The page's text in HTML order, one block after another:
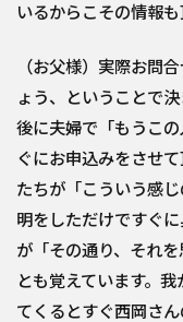
いるからこその情報
（お父様）実際お問
ょう、ということで
後に夫婦で「もうこ
ぐにお申込みをさせ
たちが「こういう感
明をしただけですぐ
が「その通り、それ
とも覚えています。
てくるとすぐ西岡さん